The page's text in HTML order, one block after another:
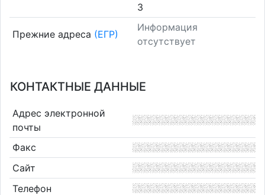
3
Прежние адреса (ЕГР)
Информация
отсутствует
КОНТАКТНЫЕ ДАННЫЕ
Адрес электронной
почты
Факс
Сайт
Телефон